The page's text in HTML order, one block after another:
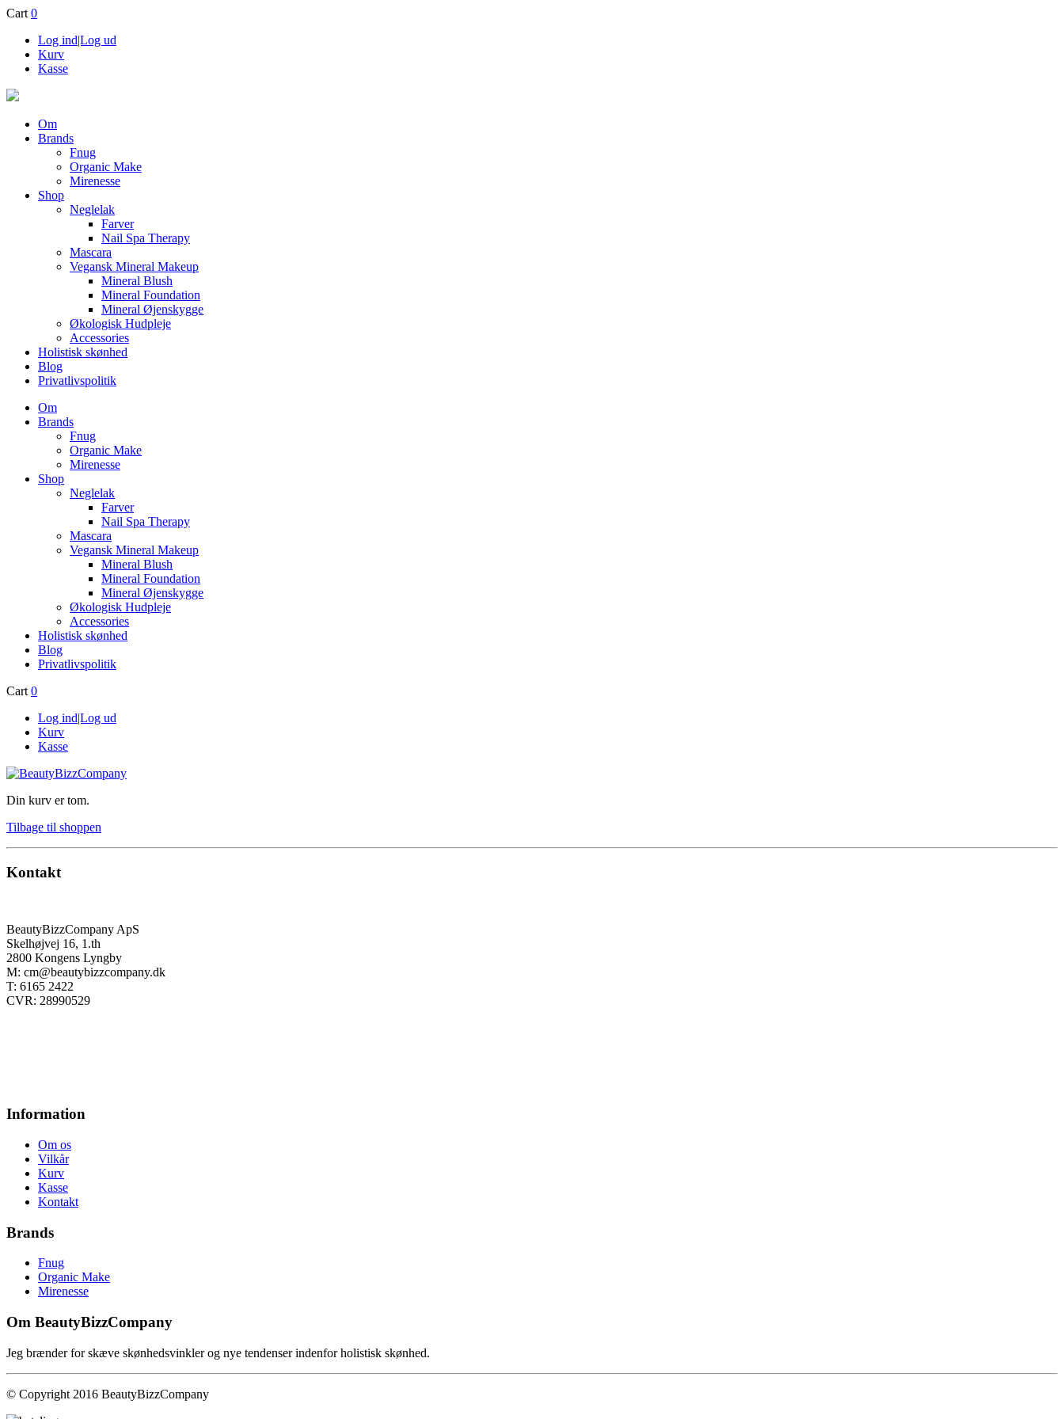
Cart 0
Log ind|Log ud
Kurv
Kasse
Om
Brands
Fnug
Organic Make
Mirenesse
Shop
Neglelak
Farver
Nail Spa Therapy
Mascara
Vegansk Mineral Makeup
Mineral Blush
Mineral Foundation
Mineral Øjenskygge
Økologisk Hudpleje
Accessories
Holistisk skønhed
Blog
Privatlivspolitik
Om
Brands
Fnug
Organic Make
Mirenesse
Shop
Neglelak
Farver
Nail Spa Therapy
Mascara
Vegansk Mineral Makeup
Mineral Blush
Mineral Foundation
Mineral Øjenskygge
Økologisk Hudpleje
Accessories
Holistisk skønhed
Blog
Privatlivspolitik
Cart 0
Log ind|Log ud
Kurv
Kasse
Din kurv er tom.
Tilbage til shoppen
Kontakt
BeautyBizzCompany ApS
Skelhøjvej 16, 1.th
2800 Kongens Lyngby
M: cm@beautybizzcompany.dk
T: 6165 2422
CVR: 28990529
Information
Om os
Vilkår
Kurv
Kasse
Kontakt
Brands
Fnug
Organic Make
Mirenesse
Om BeautyBizzCompany
Jeg brænder for skæve skønhedsvinkler og nye tendenser indenfor holistisk skønhed.
© Copyright 2016 BeautyBizzCompany